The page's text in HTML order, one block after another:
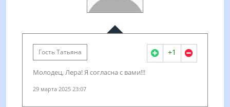
Гость Татьяна +1
Молодец, Лера! Я согласна с вами!!!
29 марта 2025 23:07